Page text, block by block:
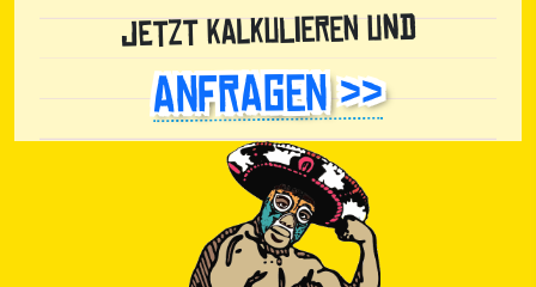
Jetzt kalkulieren und
Anfragen >>